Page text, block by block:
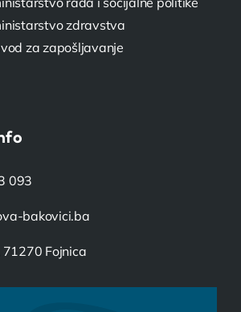
zdravstva
za zapošljavanje
093
bakovici.ba
Fojnica